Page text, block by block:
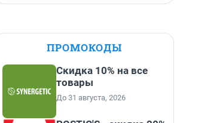
ПРОМОКОДЫ
Скидка 10% на все
товары
До 31 августа, 2026